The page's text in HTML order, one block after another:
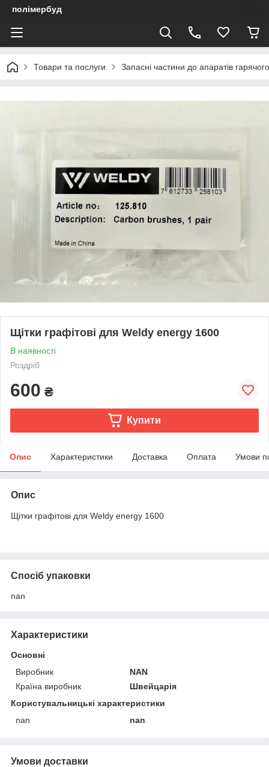
полімербуд
Товари та послуги Запасні частини до апаратів
Щітки графітові для Weldy energy 1600
В наявності
Роздріб
600 ₴
Купити
Опис Характеристики Доставка Оплата Умови
Опис
Щітки графітові для Weldy energy 1600
Спосіб упаковки
nan
Характеристики
Основні
Виробник
NAN
Країна виробник
Швейцарія
Користувальницькі характеристики
nan
nan
Умови доставки